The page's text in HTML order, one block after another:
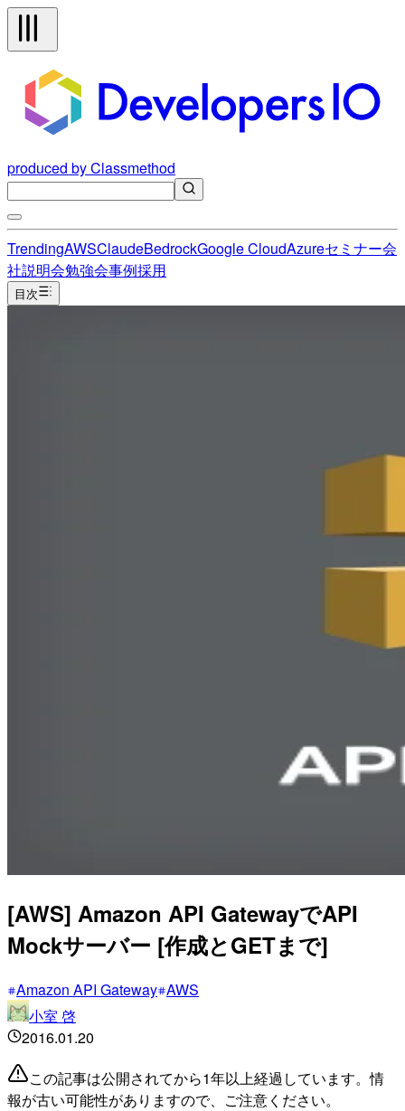
produced by Classmethod
TrendingAWSClaudeBedrockGoogle CloudAzureセミナー会
社説明会勉強会事例採用
目次
[AWS] Amazon API GatewayでAPI
Mockサーバー [作成とGETまで]
Amazon API Gateway AWS
小室 啓
2016.01.20
この記事は公開されてから1年以上経過しています。情
報が古い可能性がありますので、ご注意ください。